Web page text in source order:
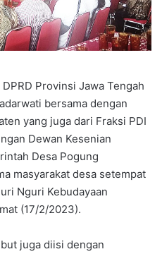
Provinsi Jawa Tengah
bersama dengan
yang juga dari Fraksi PDI
Dewan Kesenian
Desa Pogung
masyarakat desa setempat
Nguri Kebudayaan
(17/2/2023).
juga diisi dengan